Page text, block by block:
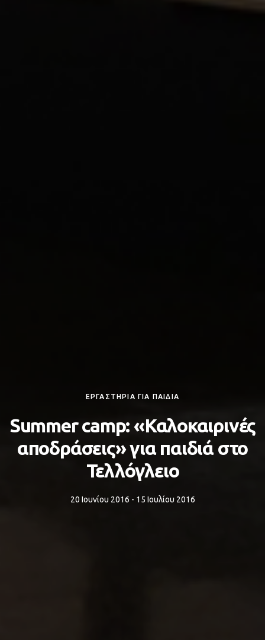
ΕΡΓΑΣΤΗΡΙΑ ΓΙΑ ΠΑΙΔΙΑ
Summer camp: «Καλοκαιρινές
αποδράσεις» για παιδιά στο
Τελλόγλειο
20 Ιουνίου 2016 - 15 Ιουλίου 2016